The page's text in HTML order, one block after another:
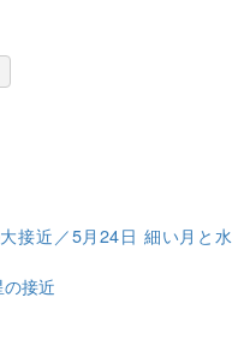
接近／5月24日 細い月と水
接近